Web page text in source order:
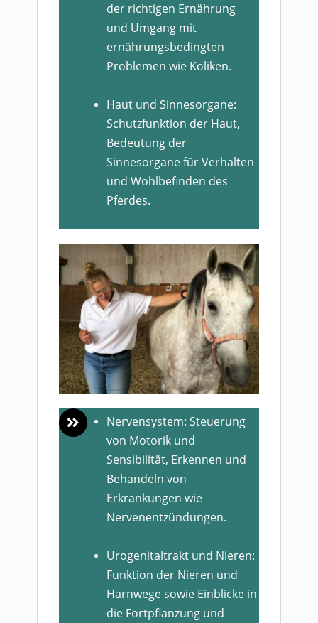
der richtigen Ernährung
und Umgang mit
ernährungsbedingten
Problemen wie Koliken.
Haut und Sinnesorgane:
Schutzfunktion der Haut,
Bedeutung der
Sinnesorgane für Verhalten
und Wohlbefinden des
Pferdes.
Nervensystem: Steuerung
von Motorik und
Sensibilität, Erkennen und
Behandeln von
Erkrankungen wie
Nervenentzündungen.
Urogenitaltrakt und Nieren:
Funktion der Nieren und
Harnwege sowie Einblicke in
die Fortpflanzung und